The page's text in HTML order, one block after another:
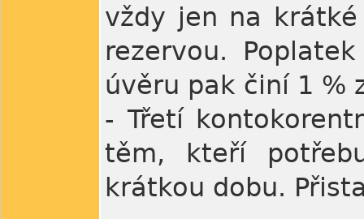
vždy jen na
rezervou.
úvěru pak činí 1 %
- Třetí
těm, kteří
krátkou dobu.